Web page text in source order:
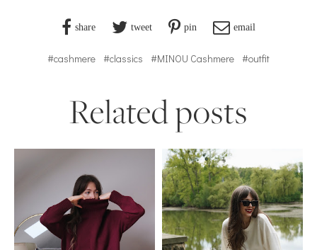
share tweet pin email
#cashmere #classics #MINOU Cashmere #outfit
Related posts